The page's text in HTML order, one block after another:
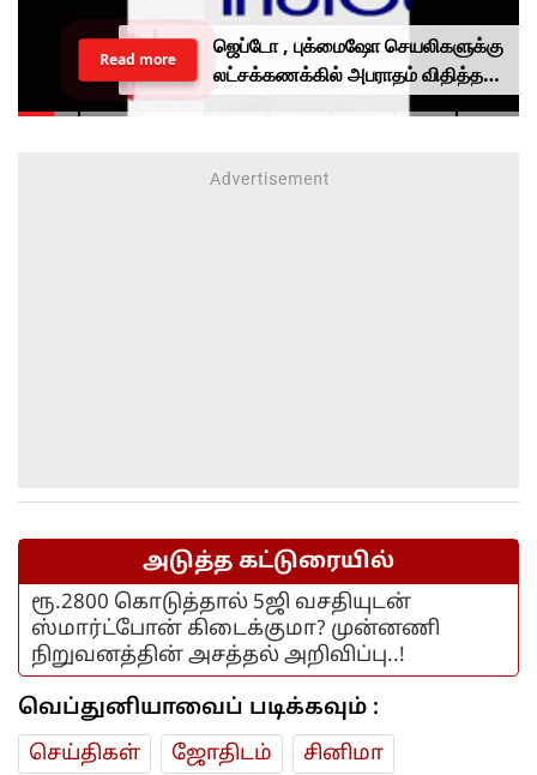
ஜெப்டோ , புக்மைஷோ செயலிகளுக்கு
லட்சக்கணக்கில் அபராதம் விதித்த
மத்திய அரசு.. என்ன காரணம்?
Read more
அடுத்த கட்டுரையில்
ரூ.2800 கொடுத்தால் 5ஜி வசதியுடன்
ஸ்மார்ட்போன் கிடைக்குமா? முன்னணி
நிறுவனத்தின் அசத்தல் அறிவிப்பு..!
வெப்துனியாவைப் படிக்கவும் :
செய்திகள் ஜோ‌திட‌ம்
சினிமா